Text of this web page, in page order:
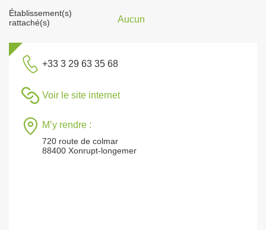
Établissement(s)
rattaché(s)
Aucun
+33 3 29 63 35 68
Voir le site internet
M’y rendre :
720 route de colmar
88400 Xonrupt-longemer